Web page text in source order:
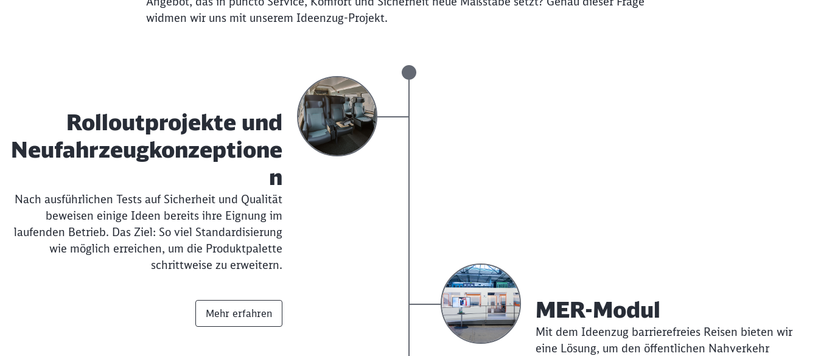
widmen wir uns mit unserem Ideenzug-Projekt.
Rolloutprojekte und
Neufahrzeugkonzeptione
n
Nach ausführlichen Tests auf Sicherheit und Qualität
beweisen einige Ideen bereits ihre Eignung im
laufenden Betrieb. Das Ziel: So viel Standardisierung
wie möglich erreichen, um die Produktpalette
schrittweise zu erweitern.
Mehr erfahren MER-Modul
Mit dem Ideenzug barrierefreies Reisen bieten wir
eine Lösung, um den öffentlichen Nahverkehr
Weiter